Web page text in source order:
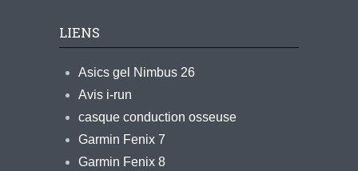
LIENS
Asics gel Nimbus 26
Avis i-run
casque conduction osseuse
Garmin Fenix 7
Garmin Fenix 8